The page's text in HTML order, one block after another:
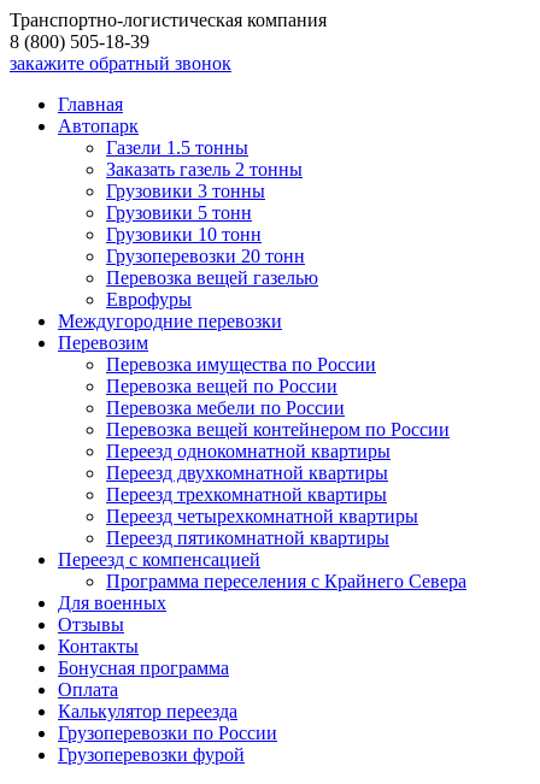
Транспортно-логистическая компания
8 (800) 505-18-39
закажите обратный звонок
Главная
Автопарк
Газели 1.5 тонны
Заказать газель 2 тонны
Грузовики 3 тонны
Грузовики 5 тонн
Грузовики 10 тонн
Грузоперевозки 20 тонн
Перевозка вещей газелью
Еврофуры
Междугородние перевозки
Перевозим
Перевозка имущества по России
Перевозка вещей по России
Перевозка мебели по России
Перевозка вещей контейнером по России
Переезд однокомнатной квартиры
Переезд двухкомнатной квартиры
Переезд трехкомнатной квартиры
Переезд четырехкомнатной квартиры
Переезд пятикомнатной квартиры
Переезд с компенсацией
Программа переселения с Крайнего Севера
Для военных
Отзывы
Контакты
Бонусная программа
Оплата
Калькулятор переезда
Грузоперевозки по России
Грузоперевозки фурой